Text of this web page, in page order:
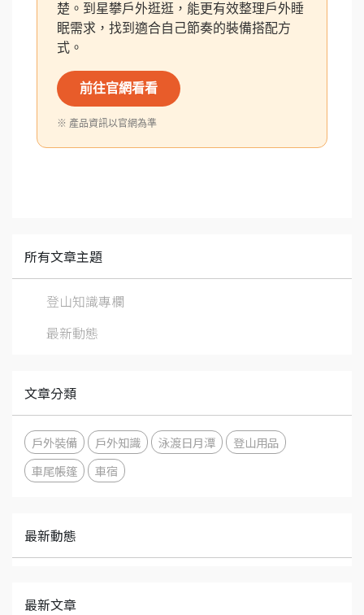
楚。到星攀戶外逛逛，能更有效整理戶外睡
眠需求，找到適合自己節奏的裝備搭配方
式。
前往官網看看
※ 產品資訊以官網為準
所有文章主題
登山知識專欄
最新動態
文章分類
戶外裝備 戶外知識 泳渡日月潭
登山用品
車尾帳篷
車宿
最新動態
最新文章